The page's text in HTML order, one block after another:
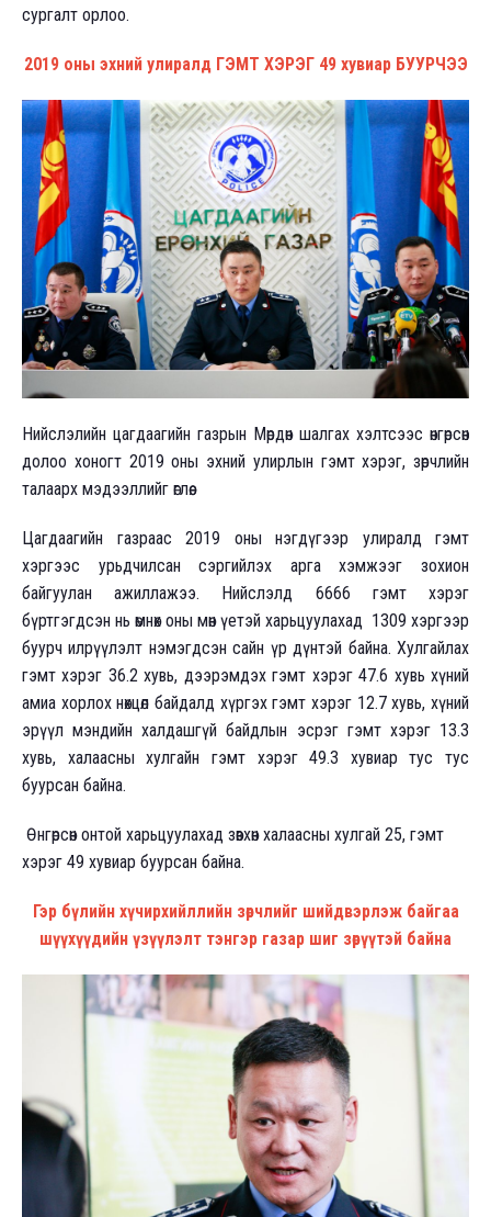
сургалт орлоо.
2019 оны эхний улиралд ГЭМТ ХЭРЭГ 49 хувиар БУУРЧЭЭ
Нийслэлийн цагдаагийн газрын Мөрдөн шалгах хэлтсээс өнгөрсөн
долоо хоногт 2019 оны эхний улирлын гэмт хэрэг, зөрчлийн
талаарх мэдээллийг өглөө.
Цагдаагийн газраас 2019 оны нэгдүгээр улиралд гэмт
хэргээс урьдчилсан сэргийлэх арга хэмжээг зохион
байгуулан ажиллажээ. Нийслэлд 6666 гэмт хэрэг
бүртгэгдсэн нь өмнөх оны мөн үетэй харьцуулахад 1309 хэргээр
буурч илрүүлэлт нэмэгдсэн сайн үр дүнтэй байна. Хулгайлах
гэмт хэрэг 36.2 хувь, дээрэмдэх гэмт хэрэг 47.6 хувь хүний
амиа хорлох нөхцөл байдалд хүргэх гэмт хэрэг 12.7 хувь, хүний
эрүүл мэндийн халдашгүй байдлын эсрэг гэмт хэрэг 13.3
хувь, халаасны хулгайн гэмт хэрэг 49.3 хувиар тус тус
буурсан байна.
Өнгөрсөн онтой харьцуулахад зөвхөн халаасны хулгай 25, гэмт
хэрэг 49 хувиар буурсан байна.
Гэр бүлийн хүчирхийллийн зөрчлийг шийдвэрлэж байгаа
шүүхүүдийн үзүүлэлт тэнгэр газар шиг зөрүүтэй байна